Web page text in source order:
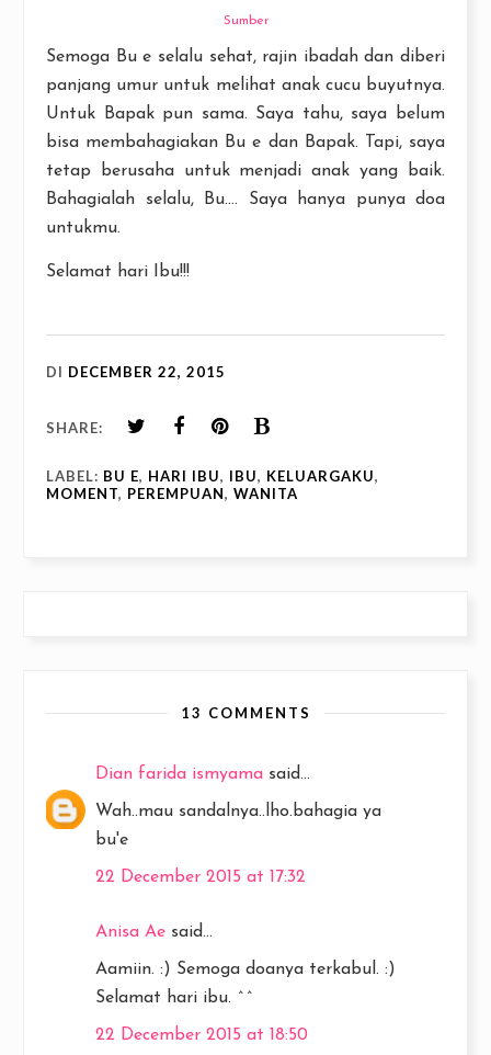
Sumber
Semoga Bu e selalu sehat, rajin ibadah dan diberi
panjang umur untuk melihat anak cucu buyutnya.
Untuk Bapak pun sama. Saya tahu, saya belum
bisa membahagiakan Bu e dan Bapak. Tapi, saya
tetap berusaha untuk menjadi anak yang baik.
Bahagialah selalu, Bu.... Saya hanya punya doa
untukmu.
Selamat hari Ibu!!!
DI DECEMBER 22, 2015
SHARE:
LABEL: BU E, HARI IBU, IBU, KELUARGAKU,
MOMENT, PEREMPUAN, WANITA
13 COMMENTS
Dian farida ismyama said...
Wah..mau sandalnya..lho.bahagia ya
bu'e
22 December 2015 at 17:32
Anisa Ae said...
Aamiin. :) Semoga doanya terkabul. :)
Selamat hari ibu. ^^
22 December 2015 at 18:50